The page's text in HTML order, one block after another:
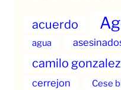
acuerdo
agua
camilo gonzalez
cerrejon Cese